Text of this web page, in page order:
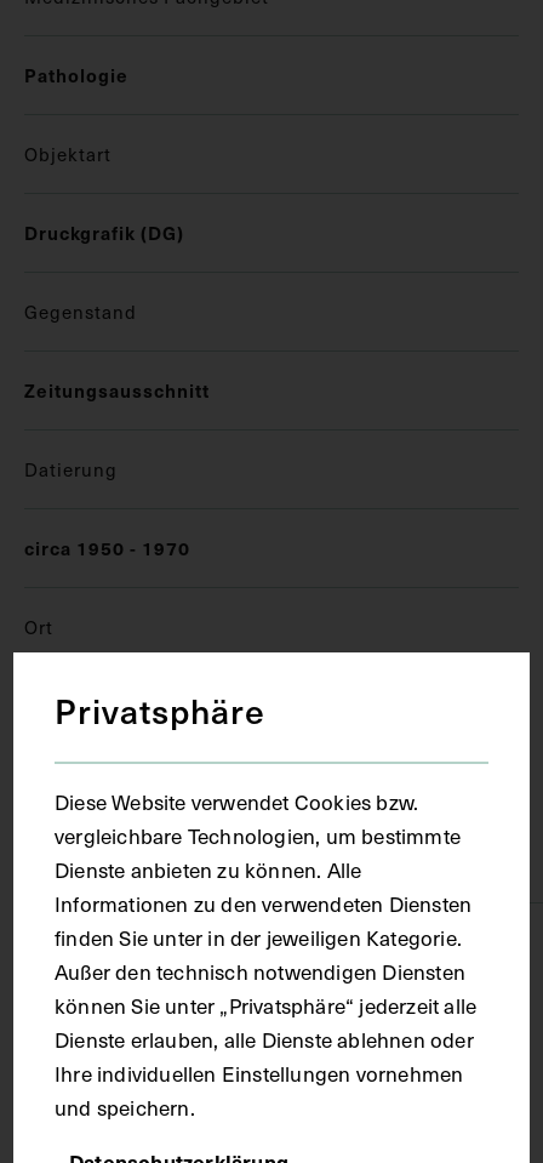
Pathologie
Objektart
Druckgrafik (DG)
Gegenstand
Zeitungsausschnitt
Datierung
circa 1950 - 1970
Ort
Berlin
Papier
Technik
Druck
Maße
Privatsphäre
Diese Website verwendet Cookies bzw.
vergleichbare Technologien, um bestimmte
Dienste anbieten zu können. Alle
Informationen zu den verwendeten Diensten
finden Sie unter in der jeweiligen Kategorie.
Außer den technisch notwendigen Diensten
können Sie unter „Privatsphäre“ jederzeit alle
Dienste erlauben, alle Dienste ablehnen oder
Ihre individuellen Einstellungen vornehmen
und speichern.